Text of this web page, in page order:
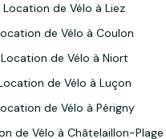
Location de Vélo à Liez
de Vélo à Coulon
Location de Vélo à Niort
de Vélo à Luçon
de Vélo à Périgny
de Vélo à Châtelaillon-Plage